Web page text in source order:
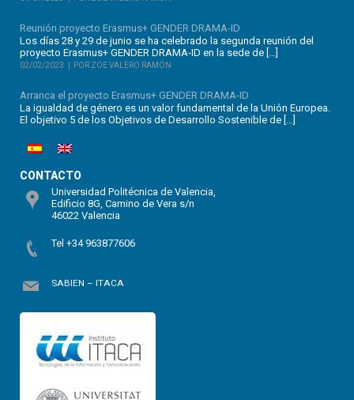
Reunión proyecto Erasmus+ GENDER DRAMA-ID
Los días 28 y 29 de junio se ha celebrado la segunda reunión del
proyecto Erasmus+ GENDER DRAMA-ID en la sede de […]
02/02/2023 POR ZOE VALERO RAMÓN
Arranca el proyecto Erasmus+ GENDER DRAMA-ID
La igualdad de género es un valor fundamental de la Unión Europea.
El objetivo 5 de los Objetivos de Desarrollo Sostenible de […]
CONTACTO
Universidad Politécnica de Valencia,
Edificio 8G, Camino de Vera s/n
46022 Valencia
Tel +34 963877606
SABIEN – ITACA